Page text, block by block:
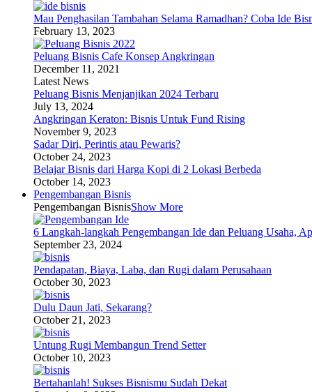
Mau Penghasilan Tambahan Selama Ramadhan? Coba Ide
February 13, 2023
Peluang Bisnis Cafe Konsep Angkringan
December 11, 2021
Latest News
Peluang Bisnis Menjanjikan 2024 Terbaru
July 13, 2024
Angkringan Keraton: Bisnis Untuk Fund Rising
November 9, 2023
Sadar Diri, Perintis atau Pewaris?
October 24, 2023
Belajar Bisnis dari Harga Kopi di 2 Lokasi Berbeda
October 14, 2023
Pengembangan Bisnis
Pengembangan BisnisShow More
6 Langkah-langkah Pengembangan Ide dan Peluang Usaha,
September 23, 2024
Pendapatan, Biaya, Laba, dan Rugi dalam Perusahaan
October 30, 2023
Dulu Daun Jati, Sekarang?
October 21, 2023
Untung Rugi Membangun Trend Setter
October 10, 2023
Bertahanlah! Sukses Bisnismu Sudah Dekat